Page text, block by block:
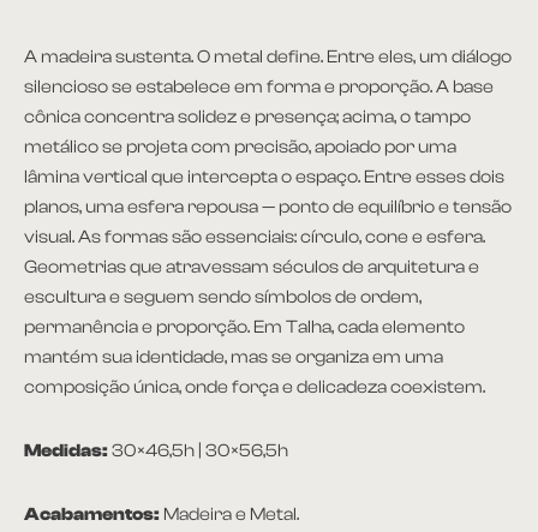
A madeira sustenta. O metal define. Entre eles, um diálogo
silencioso se estabelece em forma e proporção. A base
cônica concentra solidez e presença; acima, o tampo
metálico se projeta com precisão, apoiado por uma
lâmina vertical que intercepta o espaço. Entre esses dois
planos, uma esfera repousa — ponto de equilíbrio e tensão
visual. As formas são essenciais: círculo, cone e esfera.
Geometrias que atravessam séculos de arquitetura e
escultura e seguem sendo símbolos de ordem,
permanência e proporção. Em Talha, cada elemento
mantém sua identidade, mas se organiza em uma
composição única, onde força e delicadeza coexistem.
Medidas:30×46,5h | 30×56,5h
Acabamentos: Madeira e Metal.